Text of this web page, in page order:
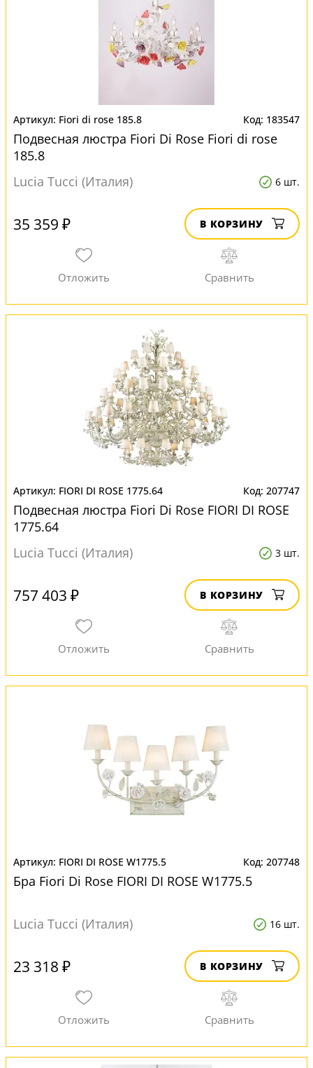
Fiori di rose 185.8 183547
Подвесная люстра Fiori Di Rose Fiori di rose
185.8
Lucia Tucci (Италия)
6 шт.
35 359 ₽ В КОРЗИНУ
FIORI DI ROSE 1775.64 207747
Подвесная люстра Fiori Di Rose FIORI DI ROSE
1775.64
Lucia Tucci (Италия)
3 шт.
757 403 ₽ В КОРЗИНУ
FIORI DI ROSE W1775.5 207748
Бра Fiori Di Rose FIORI DI ROSE W1775.5
Lucia Tucci (Италия) 16 шт.
23 318 ₽ В КОРЗИНУ